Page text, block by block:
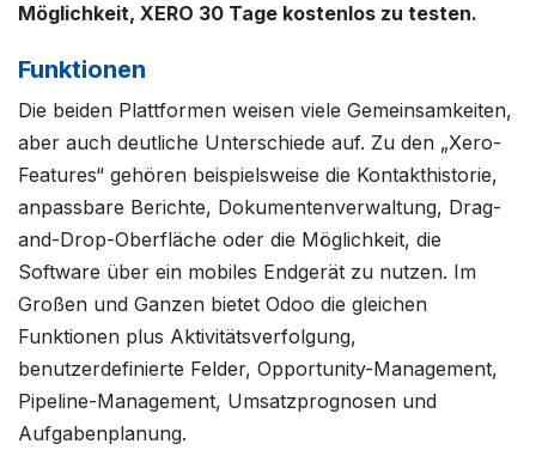
Möglichkeit, XERO 30 Tage kostenlos zu testen.
Funktionen
Die beiden Plattformen weisen viele Gemeinsamkeiten,
aber auch deutliche Unterschiede auf. Zu den „Xero-
Features“ gehören beispielsweise die Kontakthistorie,
anpassbare Berichte, Dokumentenverwaltung, Drag-
and-Drop-Oberfläche oder die Möglichkeit, die
Software über ein mobiles Endgerät zu nutzen. Im
Großen und Ganzen bietet Odoo die gleichen
Funktionen plus Aktivitätsverfolgung,
benutzerdefinierte Felder, Opportunity-Management,
Pipeline-Management, Umsatzprognosen und
Aufgabenplanung.